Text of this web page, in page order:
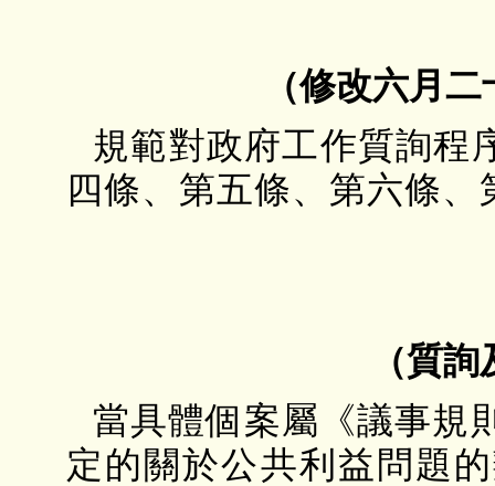
（修改六月
規範對政府工作質詢程
四條、第五條、第六條
（質
當具體個案屬《議事規
定的關於公共利益問題